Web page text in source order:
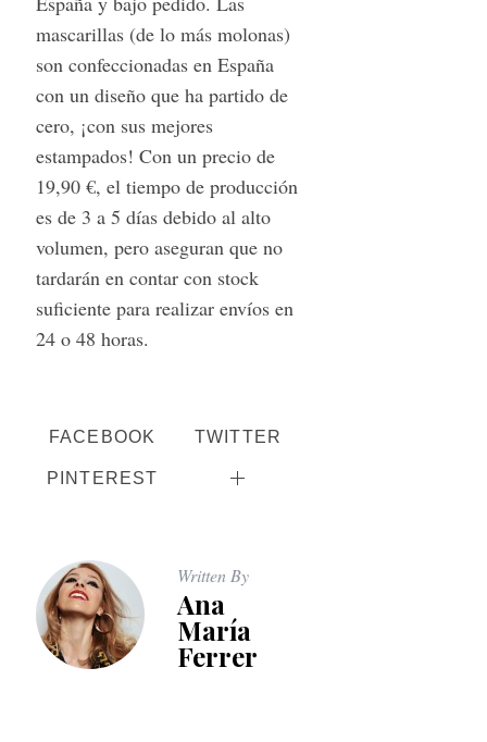
mascarillas (de lo más molonas)
son confeccionadas en España
con un diseño que ha partido de
cero, ¡con sus mejores
estampados! Con un precio de
19,90 €, el tiempo de producción
es de 3 a 5 días debido al alto
volumen, pero aseguran que no
tardarán en contar con stock
suficiente para realizar envíos en
24 o 48 horas.
FACEBOOK TWITTER
PINTEREST
Written By
Ana
María
Ferrer